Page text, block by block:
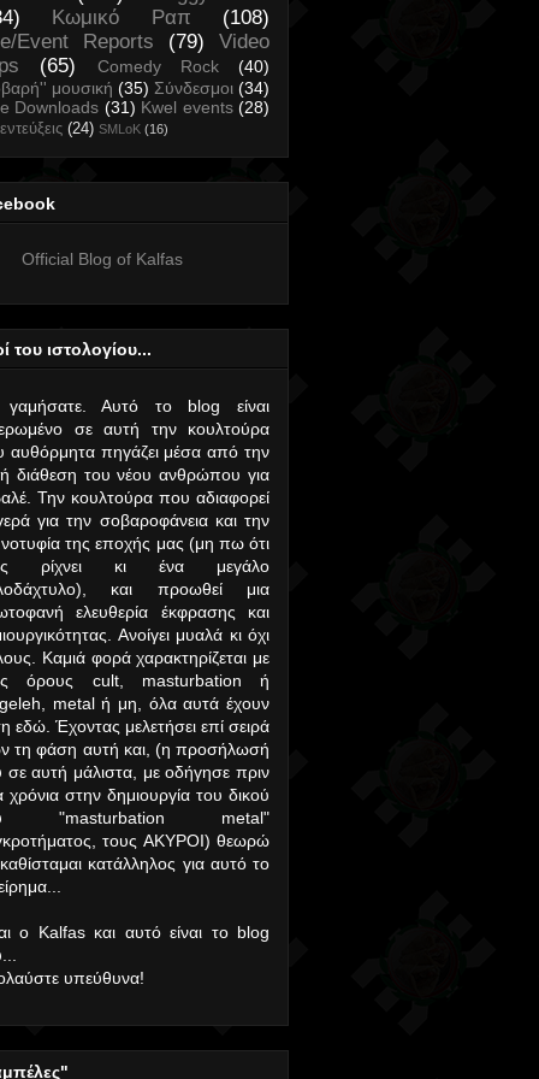
Κωμικό Ραπ
(108)
Event Reports
(79)
Video
(65) Comedy Rock
(40)
μουσική (35) Σύνδεσμοι (34)
Downloads (31) Kwel events (28)
(24) SMLoK (16)
Official Blog of Kalfas
του ιστολογίου...
Αυτό το blog είναι
σε αυτή την κουλτούρα
αυθόρμητα πηγάζει μέσα από την
διάθεση του νέου ανθρώπου για
Την κουλτούρα που αδιαφορεί
για την σοβαροφάνεια και την
της εποχής μας (μη πω ότι
ρίχνει κι ένα μεγάλο
και προωθεί μια
ελευθερία έκφρασης και
Ανοίγει μυαλά κι όχι
Καμιά φορά χαρακτηρίζεται με
όρους cult, masturbation ή
metal ή μη, όλα αυτά έχουν
εδώ. Έχοντας μελετήσει επί σειρά
τη φάση αυτή και, (η προσήλωσή
σε αυτή μάλιστα, με οδήγησε πριν
χρόνια στην δημιουργία του δικού
"masturbation metal"
τους ΑΚΥΡΟΙ) θεωρώ
καθίσταμαι κατάλληλος για αυτό το
ο Kalfas και αυτό είναι το blog
υπεύθυνα!